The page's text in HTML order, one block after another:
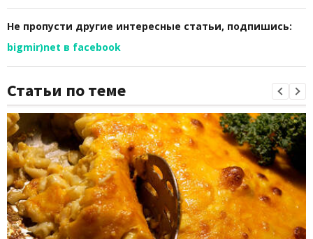
Не пропусти другие интересные статьи, подпишись:
bigmir)net в facebook
Статьи по теме